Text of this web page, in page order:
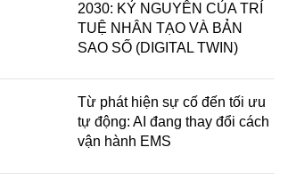
2030: KỶ NGUYÊN CỦA TRÍ
TUỆ NHÂN TẠO VÀ BẢN
SAO SỐ (DIGITAL TWIN)
Từ phát hiện sự cố đến tối ưu
tự động: AI đang thay đổi cách
vận hành EMS